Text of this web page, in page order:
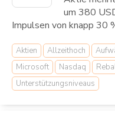
um 380
Impulsen von knapp 30
Aktien Allzeithoch
Microsoft
Nasdaq
Unterstützungsniveaus